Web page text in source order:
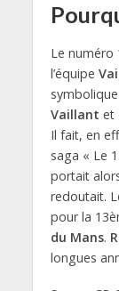
Le numéro
l’équipe
Vaillant et
Il fait, en
saga « Le
portait
redoutait.
pour la
du Mans.
longues